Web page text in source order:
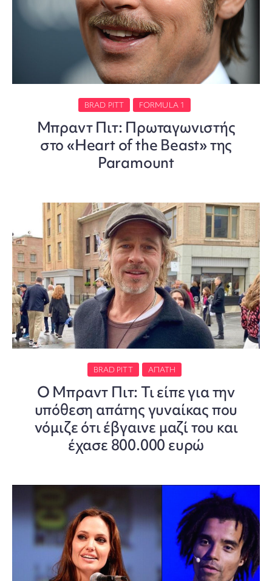
BRAD PITT FORMULA 1
Μπραντ Πιτ: Πρωταγωνιστής
στο «Heart of the Beast» της
Paramount
BRAD PITT ΑΠΆΤΗ
Ο Μπραντ Πιτ: Τι είπε για την
υπόθεση απάτης γυναίκας που
νόμιζε ότι έβγαινε μαζί του και
έχασε 800.000 ευρώ